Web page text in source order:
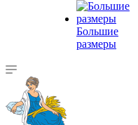
Большие
размеры